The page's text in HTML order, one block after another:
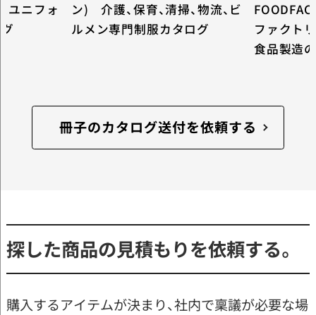
ユニフォ
ン) 介護、保育、清掃、物流、ビ
ルメン専門制服カタログ
ファクト
食品製造
冊子のカタログ送付を依頼する
探した商品の見積もりを依頼する。
購入するアイテムが決まり、社内で稟議が必要な場